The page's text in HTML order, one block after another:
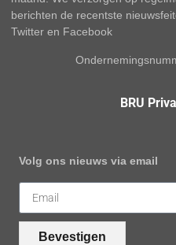
berichten de recentste
Twitter en Facebook
BRU
Volg ons nieuws via email
Bevestigen